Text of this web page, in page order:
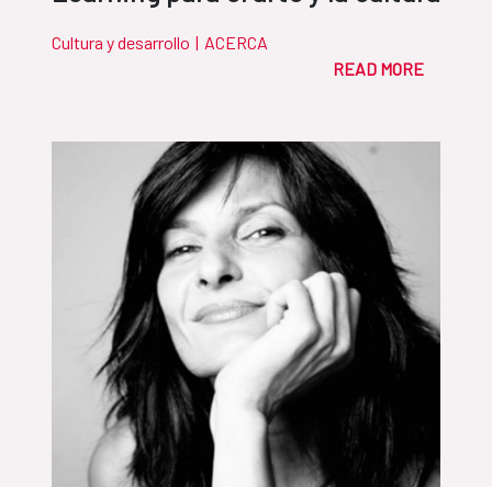
Cultura y desarrollo | ACERCA
READ MORE